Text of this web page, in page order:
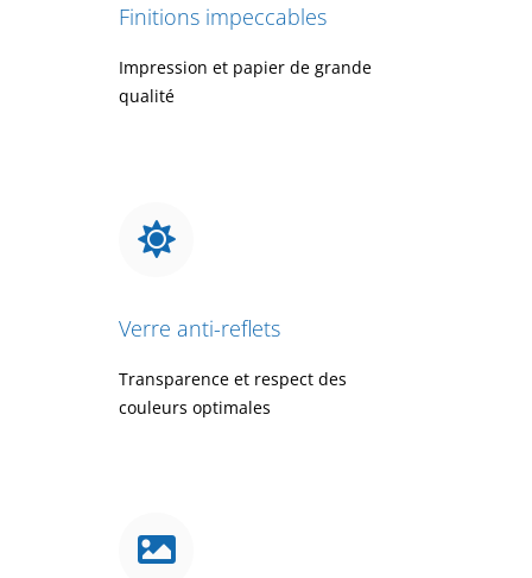
Finitions impeccables
Impression et papier de grande
qualité
Verre anti-reflets
Transparence et respect des
couleurs optimales